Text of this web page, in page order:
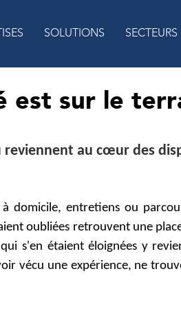
SOLUTIONS SECTEURS
est sur le
reviennent au cœur des
domicile, entretiens ou
oubliées retrouvent une
s'en étaient éloignées y
vécu une expérience, ne